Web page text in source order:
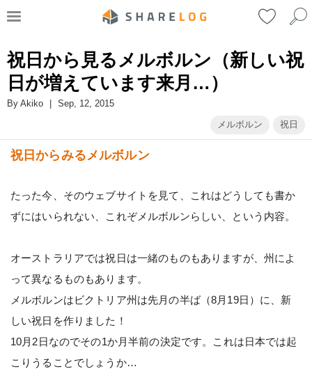
祝日から見るメルボルン（新しい祝
日が増えています来月…）
By Akiko
Sep, 12, 2015
メルボルン
祝日
祝日からみるメルボルン
たった今、そのウェブサイトを見て、これはどうしても書か
ずにはいられない、これぞメルボルンらしい、という内容。
オーストラリアでは祝日は一緒のものもありますが、州によ
って異なるものもあります。
メルボルンはビクトリア州は先月の半ば（8月19日）に、新
しい祝日を作りました！
10月2日なのでその1か月半前の決定です。これは日本では起
こりうることでしょうか…